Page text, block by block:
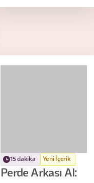
15 dakika Yeni İçerik
Perde Arkası AI: